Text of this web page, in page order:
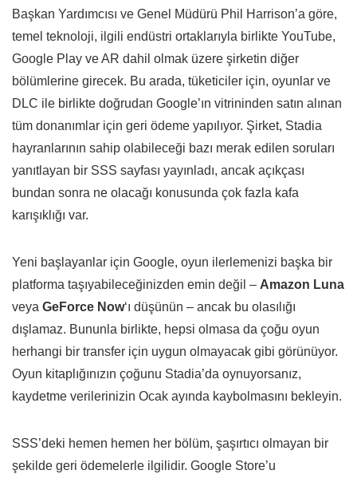
Başkan Yardımcısı ve Genel Müdürü Phil Harrison’a göre,
temel teknoloji, ilgili endüstri ortaklarıyla birlikte YouTube,
Google Play ve AR dahil olmak üzere şirketin diğer
bölümlerine girecek. Bu arada, tüketiciler için, oyunlar ve
DLC ile birlikte doğrudan Google’ın vitrininden satın alınan
tüm donanımlar için geri ödeme yapılıyor. Şirket, Stadia
hayranlarının sahip olabileceği bazı merak edilen soruları
yanıtlayan bir SSS sayfası yayınladı, ancak açıkçası
bundan sonra ne olacağı konusunda çok fazla kafa
karışıklığı var.
Yeni başlayanlar için Google, oyun ilerlemenizi başka bir
platforma taşıyabileceğinizden emin değil – Amazon Luna
veya GeForce Now‘ı düşünün – ancak bu olasılığı
dışlamaz. Bununla birlikte, hepsi olmasa da çoğu oyun
herhangi bir transfer için uygun olmayacak gibi görünüyor.
Oyun kitaplığınızın çoğunu Stadia’da oynuyorsanız,
kaydetme verilerinizin Ocak ayında kaybolmasını bekleyin.
SSS’deki hemen hemen her bölüm, şaşırtıcı olmayan bir
şekilde geri ödemelerle ilgilidir. Google Store’u